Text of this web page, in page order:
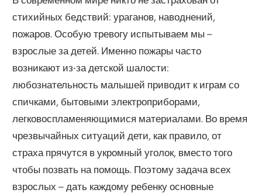
стихийных бедствий: ураганов, наводнений,
пожаров. Особую тревогу испытываем мы –
взрослые за детей. Именно пожары часто
возникают из-за детской шалости:
любознательность малышей приводит к играм со
спичками, бытовыми электроприборами,
легковоспламеняющимися материалами. Во время
чрезвычайных ситуаций дети, как правило, от
страха прячутся в укромный уголок, вместо того
чтобы позвать на помощь. Поэтому задача всех
взрослых – дать каждому ребенку основные